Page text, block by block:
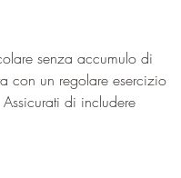
con un regolare esercizio
di includere